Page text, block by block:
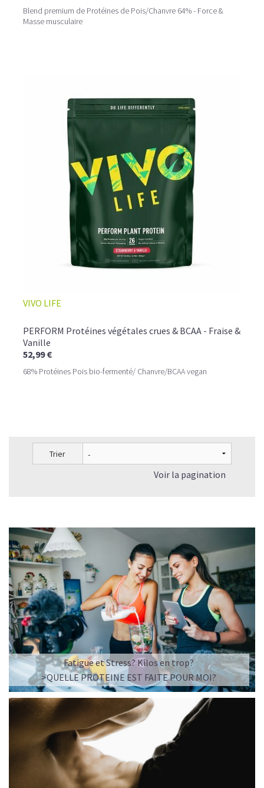
Blend premium de Protéines de Pois/Chanvre 64% - Force &
Masse musculaire
VIVO LIFE
PERFORM Protéines végétales crues & BCAA - Fraise &
Vanille
52,99 €
68% Protéines Pois bio-fermenté/ Chanvre/BCAA vegan
Trier
Voir la pagination
Fatigue et Stress? Kilos en trop?
>QUELLE PROTEINE EST FAITE POUR MOI?